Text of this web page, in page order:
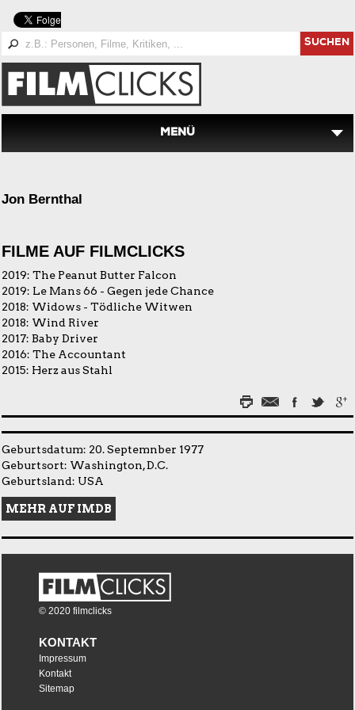
SUCHEN
MENÜ
Jon Bernthal
FILME AUF FILMCLICKS
2019: The Peanut Butter Falcon
2019: Le Mans 66 - Gegen jede Chance
2018: Widows - Tödliche Witwen
2018: Wind River
2017: Baby Driver
2016: The Accountant
2015: Herz aus Stahl
Geburtsdatum: 20. Septemnber 1977
Geburtsort: Washington, D.C.
Geburtsland: USA
MEHR AUF IMDB
© 2020 filmclicks
KONTAKT
Impressum
Kontakt
Sitemap